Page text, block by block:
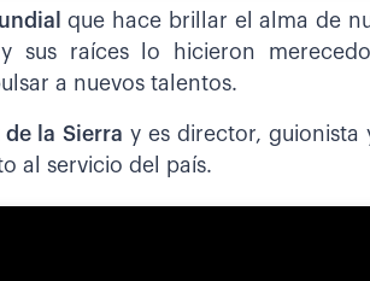
que hace brillar el alma de
raíces lo hicieron
a nuevos talentos.
la Sierra y es director, guionista
al servicio del país.